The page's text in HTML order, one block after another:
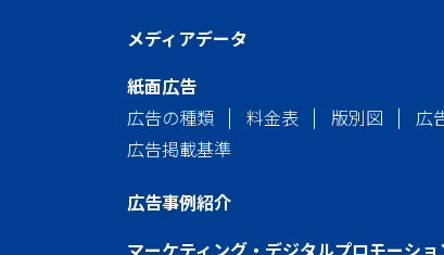
メディアデータ
紙面広告
広告の種類
料金表 版別図 広
広告掲載基準
広告事例紹介
マーケティング・デジタルプロモーショ